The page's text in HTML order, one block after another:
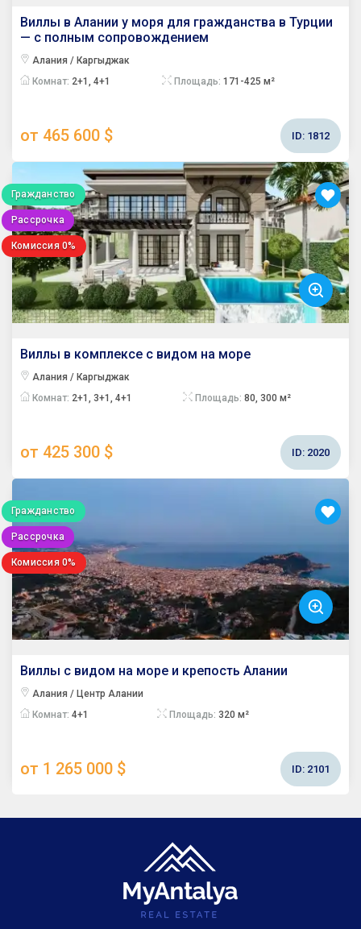
Виллы в Алании у моря для гражданства в Турции
— с полным сопровождением
Алания / Каргыджак
Комнат: 2+1, 4+1 Площадь: 171-425 м²
от 465 600 $ ID: 1812
Гражданство
Рассрочка
Комиссия 0%
Виллы в комплексе с видом на море
Алания / Каргыджак
Комнат: 2+1, 3+1, 4+1 Площадь: 80, 300 м²
от 425 300 $ ID: 2020
Гражданство
Рассрочка
Комиссия 0%
Виллы с видом на море и крепость Алании
Алания / Центр Алании
Комнат: 4+1 Площадь: 320 м²
от 1 265 000 $ ID: 2101